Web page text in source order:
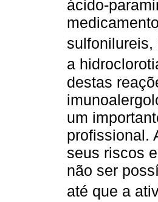
ácido-
a
destas
um
profissional.
seus riscos
não ser
até que a